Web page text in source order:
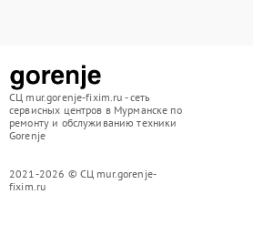
СЦ mur.gorenje-fixim.ru - сеть
сервисных центров в Мурманске по
ремонту и обслуживанию техники
Gorenje
2021-2026 © СЦ mur.gorenje-
fixim.ru